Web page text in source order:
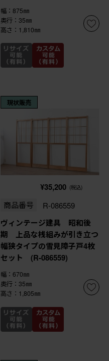
幅：875㎜
奥行：35㎜
高さ：1,810㎜
現状販売
¥35,200 (税込)
商品番号 R-086559
ヴィンテージ建具 昭和後
期 上品な桟組みが引き立つ
幅狭タイプの雪見障子戸4枚
セット (R-086559)
幅：670㎜
奥行：35㎜
高さ：1,805㎜